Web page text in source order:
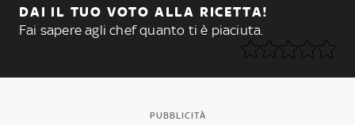
DAI IL TUO VOTO ALLA RICETTA!
Fai sapere agli chef quanto ti è piaciuta.
PUBBLICITÀ